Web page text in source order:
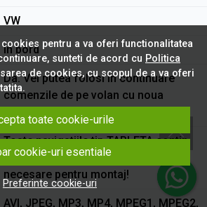
VW
In bord
Da. Vei putea folosi in continuare
comenzile de pe volan cu noua
Toate navigatiile tip TABLETA contin
Rama Adaptoare si toate cablajele
necesare pentru montaj!
AVI, JPEG, MP3, MP4, MPEG1, MPEG2,
pentru a va oferi functionalitatea
sunteti de acord cu Politica
de cookies, cu scopul de a va oferi
toate cookie-urile
cookie-uri esentiale
Preferinte cookie-uri